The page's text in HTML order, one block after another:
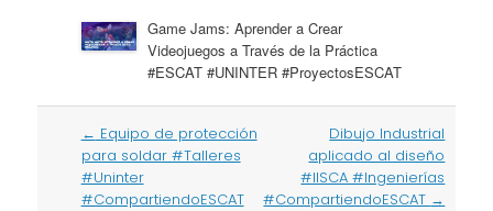
Game Jams: Aprender a Crear
Videojuegos a Través de la Práctica
#ESCAT #UNINTER #ProyectosESCAT
Post
navigation
← Equipo de protección
para soldar #Talleres
#Uninter
#CompartiendoESCAT
Dibujo Industrial
aplicado al diseño
#IISCA #Ingenierías
#CompartiendoESCAT →